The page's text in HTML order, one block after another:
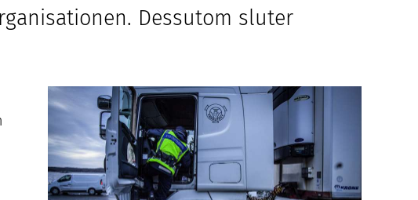
Dessutom sluter